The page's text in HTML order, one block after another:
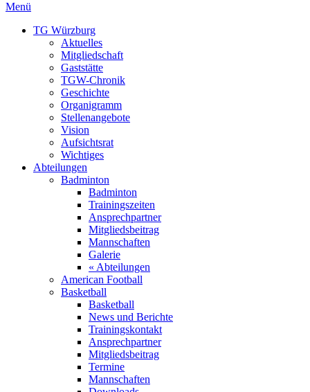
Menü
TG Würzburg
Aktuelles
Mitgliedschaft
Gaststätte
TGW-Chronik
Geschichte
Organigramm
Stellenangebote
Vision
Aufsichtsrat
Wichtiges
Abteilungen
Badminton
Badminton
Trainingszeiten
Ansprechpartner
Mitgliedsbeitrag
Mannschaften
Galerie
« Abteilungen
American Football
Basketball
Basketball
News und Berichte
Trainingskontakt
Ansprechpartner
Mitgliedsbeitrag
Termine
Mannschaften